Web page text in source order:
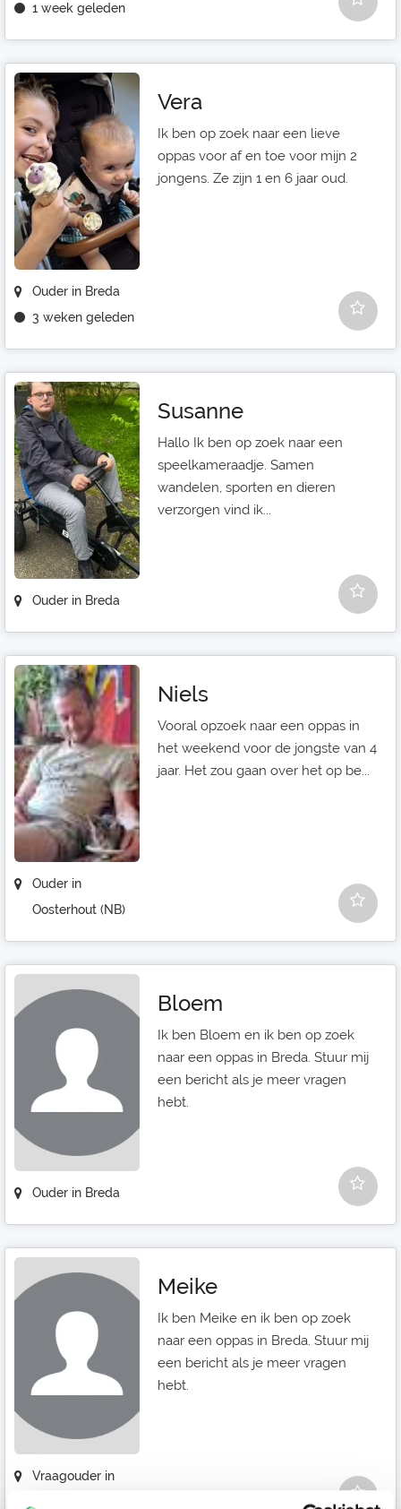
1 week geleden
Ouder in Breda
3 weken geleden
Vera
Ik ben op zoek naar een lieve
oppas voor af en toe voor mijn 2
jongens. Ze zijn 1 en 6 jaar oud.
Ouder in Breda
Susanne
Hallo Ik ben op zoek naar een
speelkameraadje. Samen
wandelen, sporten en dieren
verzorgen vind ik...
Ouder in
Oosterhout (NB)
Niels
Vooral opzoek naar een oppas in
het weekend voor de jongste van 4
jaar. Het zou gaan over het op be...
Ouder in Breda
Bloem
Ik ben Bloem en ik ben op zoek
naar een oppas in Breda. Stuur mij
een bericht als je meer vragen
hebt.
Vraagouder in
Meike
Ik ben Meike en ik ben op zoek
naar een oppas in Breda. Stuur mij
een bericht als je meer vragen
hebt.